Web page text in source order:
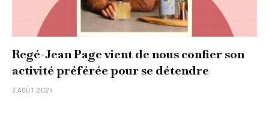
Regé-Jean Page vient de nous confier son
activité préférée pour se détendre
3 AOÛT 2024